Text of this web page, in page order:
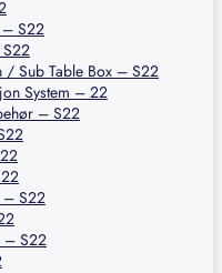
– S22
/ Sub Table Box – S22
System – 22
– S22
– S22
– S22